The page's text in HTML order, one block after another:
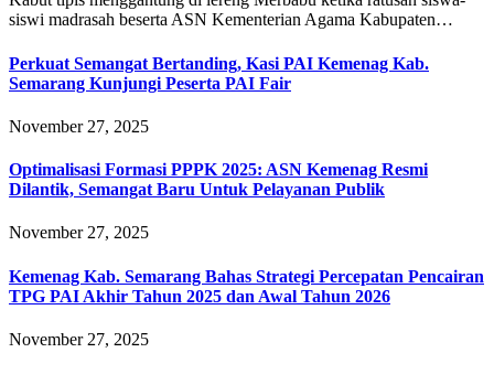
siswi madrasah beserta ASN Kementerian Agama Kabupaten…
Perkuat Semangat Bertanding, Kasi PAI Kemenag Kab.
Semarang Kunjungi Peserta PAI Fair
November 27, 2025
Optimalisasi Formasi PPPK 2025: ASN Kemenag Resmi
Dilantik, Semangat Baru Untuk Pelayanan Publik
November 27, 2025
Kemenag Kab. Semarang Bahas Strategi Percepatan Pencairan
TPG PAI Akhir Tahun 2025 dan Awal Tahun 2026
November 27, 2025